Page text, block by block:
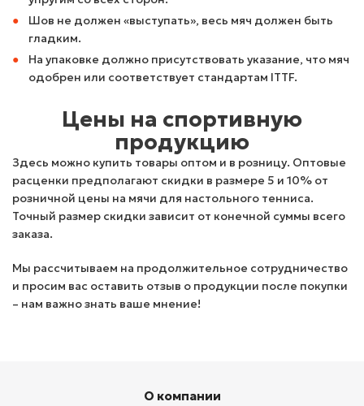
Шов не должен «выступать», весь мяч должен быть
гладким.
На упаковке должно присутствовать указание, что мяч
одобрен или соответствует стандартам ITTF.
Цены на спортивную
продукцию
Здесь можно купить товары оптом и в розницу. Оптовые
расценки предполагают скидки в размере 5 и 10% от
розничной цены на мячи для настольного тенниса.
Точный размер скидки зависит от конечной суммы всего
заказа.
Мы рассчитываем на продолжительное сотрудничество
и просим вас оставить отзыв о продукции после покупки
– нам важно знать ваше мнение!
О компании